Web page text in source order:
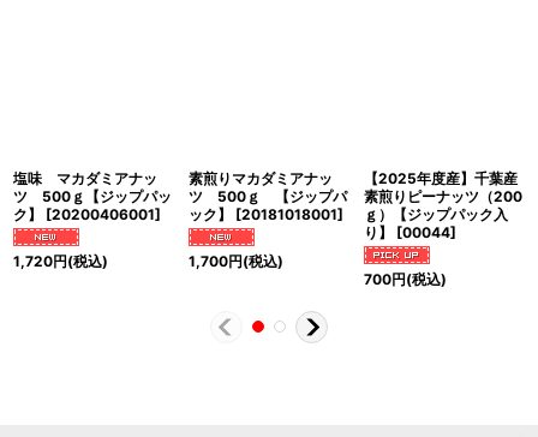
塩味 マカダミアナッ
ツ 500ｇ【ジップパッ
ク】
[20200406001]
1,720円(税込)
素煎りマカダミアナッ
ツ 500ｇ 【ジップパ
ック】
[20181018001]
1,700円(税込)
【2025年度産】千葉産
素煎りピーナッツ（200
ｇ）【ジップパック入
り】
[00044]
700円(税込)